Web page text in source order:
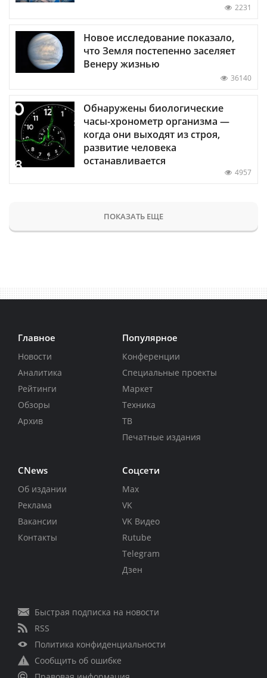
2231
Новое исследование показало,
что Земля постепенно заселяет
Венеру жизнью
36140
Обнаружены биологические
часы-хронометр организма —
когда они выходят из строя,
развитие человека
останавливается
4957
ПОКАЗАТЬ ЕЩЕ
Главное
Новости
Аналитика
Рейтинги
Обзоры
Архив
Популярное
Конференции
Специальные проекты
Маркет
Техника
ТВ
Печатные издания
CNews
Об издании
Реклама
Вакансии
Контакты
Соцсети
Max
VK
VK Видео
Rutube
Telegram
Дзен
Быстрая подписка на новости
RSS
Политика конфиденциальности
Сообщить об ошибке